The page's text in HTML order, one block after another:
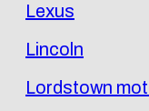
Lexus
Lincoln
Lordstown